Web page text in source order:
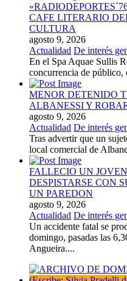
CAFE LITERARIO
CULTURA
agosto 9, 2026
Actualidad De interés
En el Spa Aquae Sullis
concurrencia de
MENOR DETENIDO
ALBANESSI Y
agosto 9, 2026
Actualidad De interés
Tras advertir que un
local comercial de
FALLECIO UN
DESPISTARSE CON
UN PAREDON
agosto 9, 2026
Actualidad De interés
Un accidente fatal se
domingo, pasadas las
Angueira....